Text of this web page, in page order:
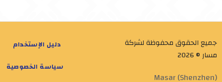
جميع الحقوق محفوظة لشركة
مسار © 2026
Masar (Shenzhen)
دليل الإستخدام
سياسة الخصوصية